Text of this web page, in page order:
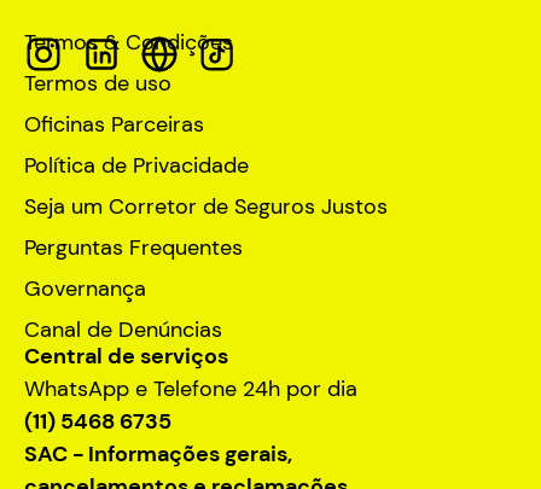
Termos & Condições
Termos de uso
Oficinas Parceiras
Política de Privacidade
Seja um Corretor de Seguros Justos
Perguntas Frequentes
Governança
Canal de Denúncias
Central de serviços
WhatsApp e Telefone 24h por dia
(11) 5468 6735
SAC - Informações gerais,